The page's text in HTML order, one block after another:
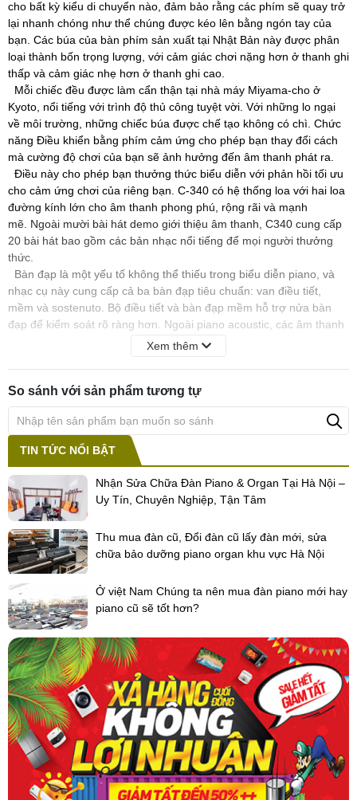
cho bất kỳ kiểu di chuyển nào, đảm bảo rằng các phím sẽ quay trở
lại nhanh chóng như thể chúng được kéo lên bằng ngón tay của
bạn. Các búa của bàn phím sản xuất tại Nhật Bản này được phân
loại thành bốn trọng lượng, với cảm giác chơi nặng hơn ở thanh ghi
thấp và cảm giác nhẹ hơn ở thanh ghi cao.
Mỗi chiếc đều được làm cẩn thận tại nhà máy Miyama-cho ở
Kyoto, nổi tiếng với trình độ thủ công tuyệt vời. Với những lo ngại
về môi trường, những chiếc búa được chế tạo không có chì. Chức
năng Điều khiển bằng phím cảm ứng cho phép bạn thay đổi cách
mà cường độ chơi của bạn sẽ ảnh hưởng đến âm thanh phát ra.
Điều này cho phép bạn thưởng thức biểu diễn với phản hồi tối ưu
cho cảm ứng chơi của riêng bạn. C-340 có hệ thống loa với hai loa
đường kính lớn cho âm thanh phong phú, rộng rãi và mạnh
mẽ. Ngoài mười bài hát demo giới thiệu âm thanh, C340 cung cấp
20 bài hát bao gồm các bản nhạc nổi tiếng để mọi người thưởng
thức.
Bàn đạp là một yếu tố không thể thiếu trong biểu diễn piano, và
nhạc cụ này cung cấp cả ba bàn đạp tiêu chuẩn: van điều tiết,
mềm và sostenuto. Bộ điều tiết và bàn đạp mềm hỗ trợ nửa bàn
đạp để kiểm soát rõ ràng hơn. Ngoài piano acoustic, các âm thanh
tích hợp bao gồm piano điện biểu cảm và âm thanh organ jazz cần
thế nữa. C340 cung cấp cho bạn tổng cộng ba mươi âm thanh
khác nhau. Bạn có thể sử dụng chế độ Lớp để tự do kết hợp những
âm thanh này trong màn trình diễn của mình (với cân bằng âm
lượng có thể điều chỉnh riêng).
Cuối cùng, C-340 cung cấp hồi âm và điệp khúc cho phép bạn áp
dụng hiệu ứng bằng cách nhấn một nút duy nhất. Ngoài ra còn có
cài đặt độ sáng giúp tăng cường độ sáng và độ trong của âm
thanh.
Xem thêm
So sánh với sản phẩm tương tự
TIN TỨC NỔI BẬT
Nhận Sửa Chữa Đàn Piano & Organ Tại Hà Nội –
Uy Tín, Chuyên Nghiệp, Tận Tâm
Thu mua đàn cũ, Đổi đàn cũ lấy đàn mới, sửa
chữa bảo dưỡng piano organ khu vực Hà Nội
Ở việt Nam Chúng ta nên mua đàn piano mới hay
piano cũ sẽ tốt hơn?